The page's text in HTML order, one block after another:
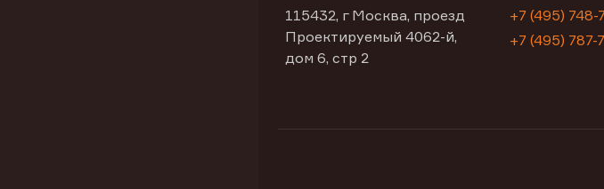
115432, г Москва, проезд
Проектируемый 4062-й,
дом 6, стр 2
+7 (495) 748-
+7 (495) 787-